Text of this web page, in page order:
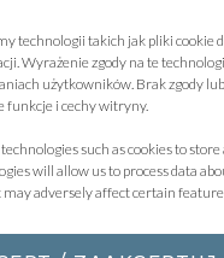
technologii takich jak pliki cookie
Wyrażenie zgody na te
użytkowników. Brak zgody
funkcje i cechy witryny.
such as cookies to
will allow us to process data
may adversely affect certain